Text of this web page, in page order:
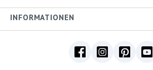
INFORMATIONEN